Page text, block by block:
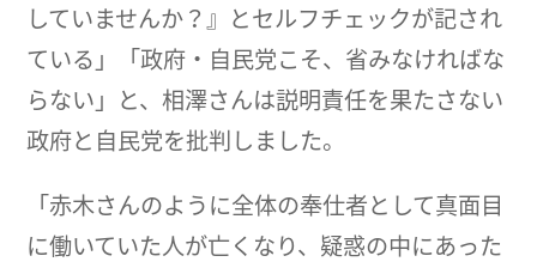
していませんか？』とセルフチェックが記され
ている」「政府・自民党こそ、省みなければな
らない」と、相澤さんは説明責任を果たさない
政府と自民党を批判しました。
「赤木さんのように全体の奉仕者として真面目
に働いていた人が亡くなり、疑惑の中にあった